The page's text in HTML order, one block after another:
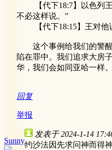
【代下18:7】以色列王
不必这样说。”
【代下18:15】王对他
这个事例给我们的警醒
陷在罪中。我们追求大房
华，我们会如同亚哈一样
回复
举报
Sunny
发表于 2024-1-14
约沙法因先求问神而得